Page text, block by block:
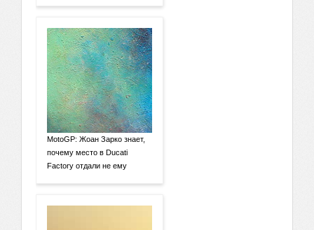
MotoGP: Жоан Зарко знает,
почему место в Ducati
Factory отдали не ему